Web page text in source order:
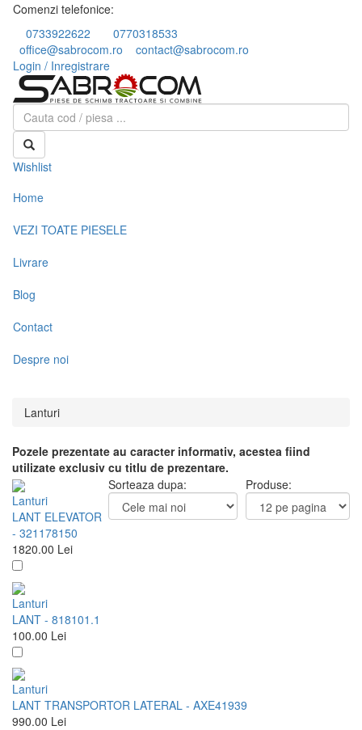
Comenzi telefonice:
0733922622
0770318533
office@sabrocom.ro
contact@sabrocom.ro
Login / Inregistrare
Wishlist
Home
VEZI TOATE PIESELE
Livrare
Blog
Contact
Despre noi
Lanturi
Pozele prezentate au caracter informativ, acestea fiind
utilizate exclusiv cu titlu de prezentare.
Produse:
Sorteaza dupa:
Lanturi
LANT ELEVATOR
- 321178150
1820.00 Lei
Lanturi
LANT - 818101.1
100.00 Lei
Lanturi
LANT TRANSPORTOR LATERAL - AXE41939
990.00 Lei